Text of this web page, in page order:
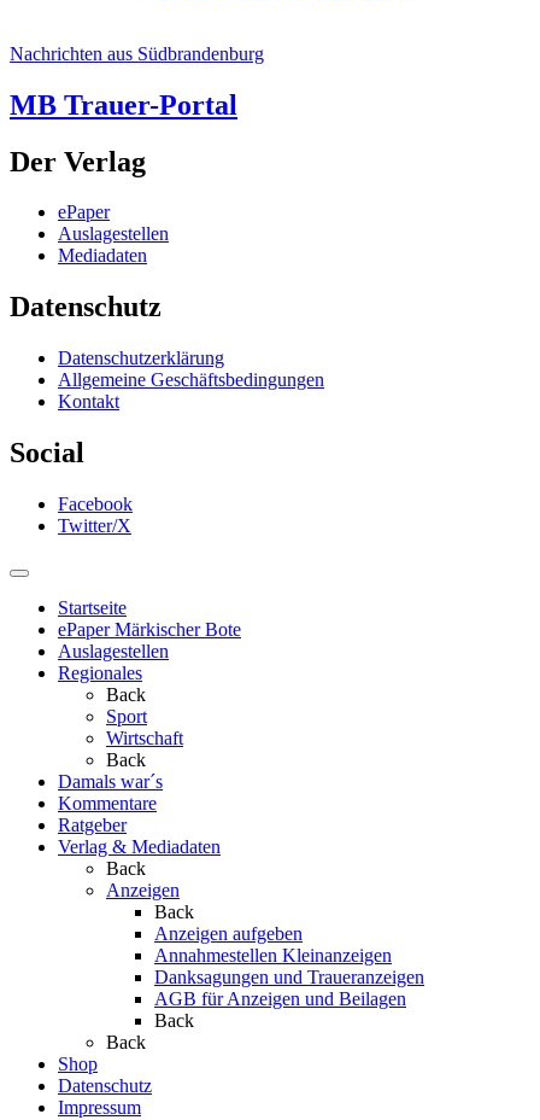
Nachrichten aus Südbrandenburg
MB Trauer-Portal
Der Verlag
ePaper
Auslagestellen
Mediadaten
Datenschutz
Datenschutzerklärung
Allgemeine Geschäftsbedingungen
Kontakt
Social
Facebook
Twitter/X
Startseite
ePaper Märkischer Bote
Auslagestellen
Regionales
Back
Sport
Wirtschaft
Back
Damals war´s
Kommentare
Ratgeber
Verlag & Mediadaten
Back
Anzeigen
Back
Anzeigen aufgeben
Annahmestellen Kleinanzeigen
Danksagungen und Traueranzeigen
AGB für Anzeigen und Beilagen
Back
Back
Shop
Datenschutz
Impressum